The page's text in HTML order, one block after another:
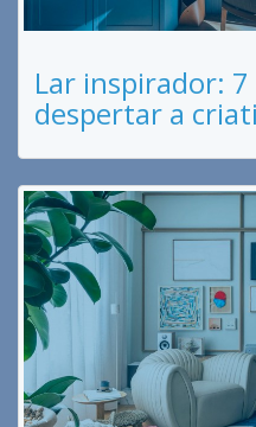
Lar inspirador:
despertar a